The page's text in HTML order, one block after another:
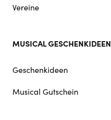
Vereine
MUSICAL GESCHENKIDEEN
Geschenkideen
Musical Gutschein